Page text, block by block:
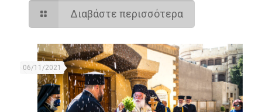
Διαβάστε περισσότερα
06/11/2021